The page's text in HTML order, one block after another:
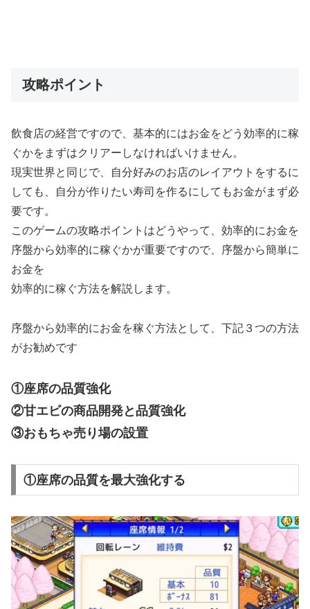
攻略ポイント
飲食店の経営ですので、基本的にはお金をどう効率的に稼
ぐかをまずはクリアーしなければいけません。
現実世界と同じで、自分好みのお店のレイアウトをするに
しても、自分が作りたい寿司を作るにしてもお金がまず必
要です。
このゲームの攻略ポイントはどうやって、効率的にお金を
序盤から効率的に稼ぐかが重要ですので、序盤から簡単に
お金を
効率的に稼ぐ方法を解説します。
序盤から効率的にお金を稼ぐ方法として、下記３つの方法
がお勧めです
①座席の品質強化
②甘エビの商品開発と品質強化
③おもちゃ売り場の設置
①座席の品質を最大強化する